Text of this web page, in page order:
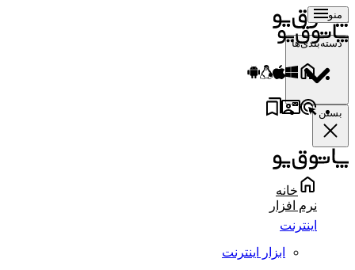
منو
دسته‌بندی‌ها
بستن
خانه
نرم افزار
اینترنت
ابزار اینترنت